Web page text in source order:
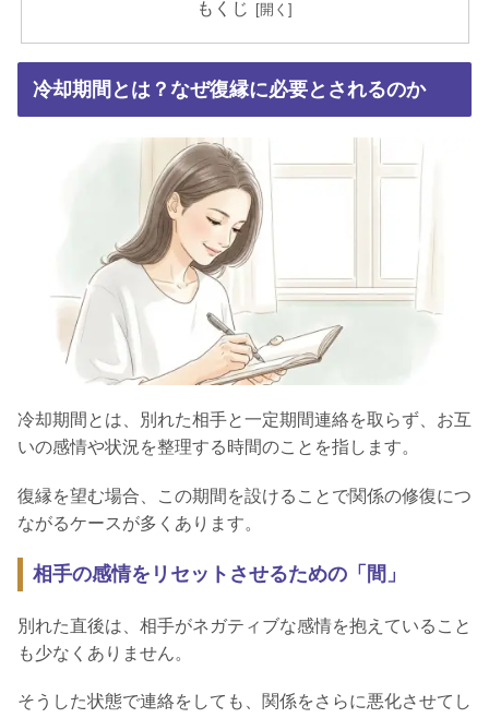
もくじ
冷却期間とは？なぜ復縁に必要とされるのか
冷却期間とは、別れた相手と一定期間連絡を取らず、お互
いの感情や状況を整理する時間のことを指します。
復縁を望む場合、この期間を設けることで関係の修復につ
ながるケースが多くあります。
相手の感情をリセットさせるための「間」
別れた直後は、相手がネガティブな感情を抱えていること
も少なくありません。
そうした状態で連絡をしても、関係をさらに悪化させてし